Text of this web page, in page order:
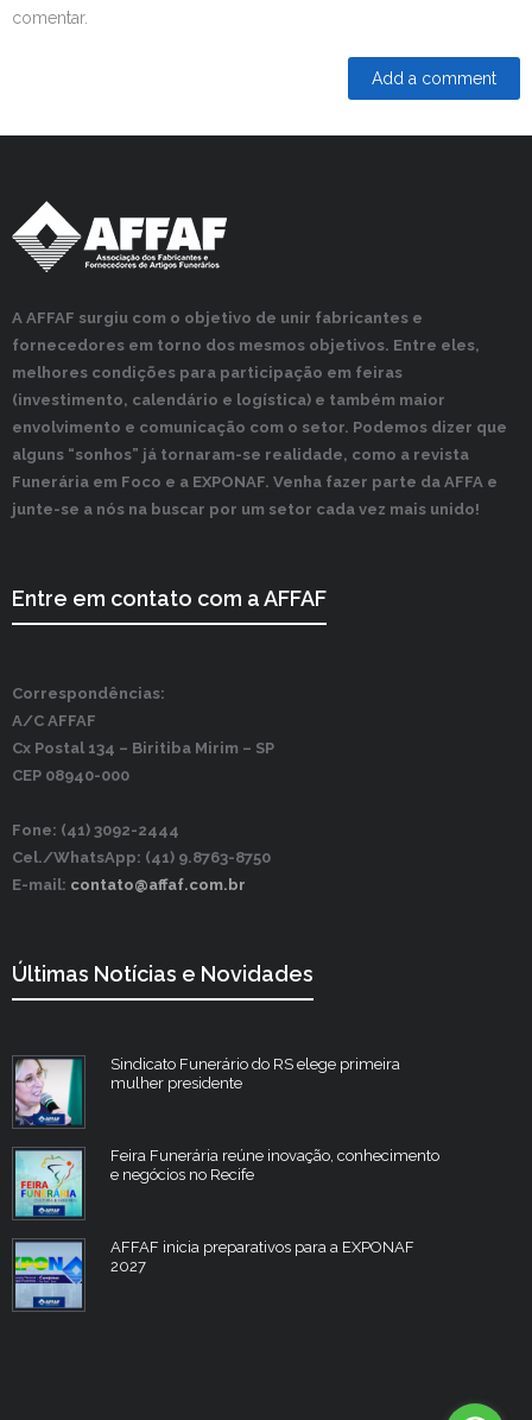
comentar.
A AFFAF surgiu com o objetivo de unir fabricantes e
fornecedores em torno dos mesmos objetivos. Entre eles,
melhores condições para participação em feiras
(investimento, calendário e logística) e também maior
envolvimento e comunicação com o setor. Podemos dizer que
alguns “sonhos” já tornaram-se realidade, como a revista
Funerária em Foco e a EXPONAF. Venha fazer parte da AFFA e
junte-se a nós na buscar por um setor cada vez mais unido!
Entre em contato com a AFFAF
Correspondências:
A/C AFFAF
Cx Postal 134 – Biritiba Mirim – SP
CEP 08940-000
Fone: (41) 3092-2444
Cel./WhatsApp: (41) 9.8763-8750
E-mail: contato@affaf.com.br
Últimas Notícias e Novidades
Sindicato Funerário do RS elege primeira
mulher presidente
Feira Funerária reúne inovação, conhecimento
e negócios no Recife
AFFAF inicia preparativos para a EXPONAF
2027